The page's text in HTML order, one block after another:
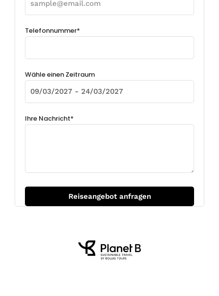
Telefonnummer*
Wähle einen Zeitraum
Ihre Nachricht*